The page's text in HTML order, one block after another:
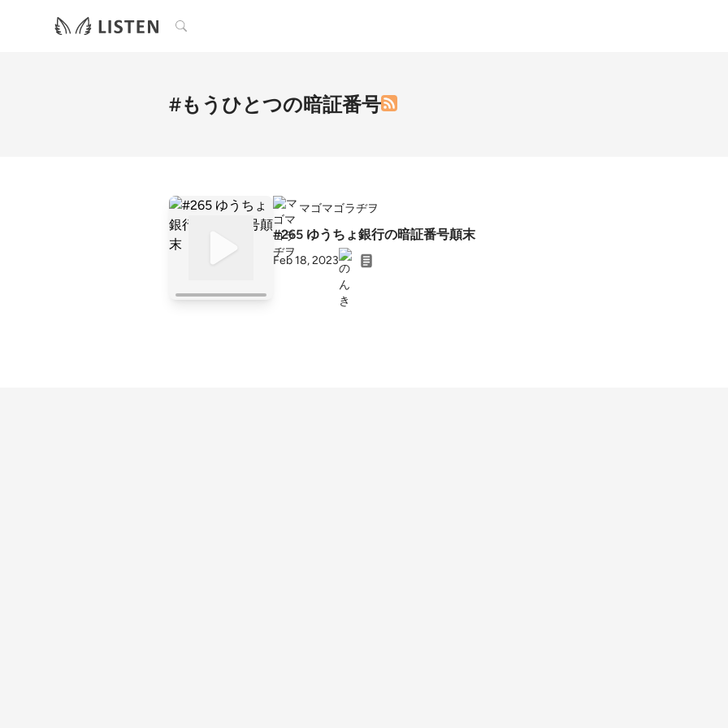
検索
#もうひとつの暗証番号
マゴマゴラヂヲ
#265 ゆうちょ銀行の暗証番号顛末
Feb 18, 2023